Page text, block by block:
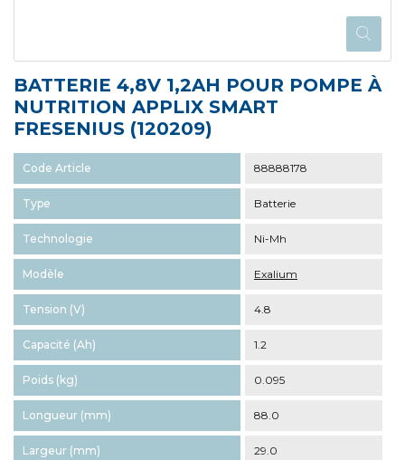
BATTERIE 4,8V 1,2AH POUR POMPE À
NUTRITION APPLIX SMART
FRESENIUS (120209)
Code Article 88888178
Type Batterie
Technologie Ni-Mh
Modèle Exalium
Tension (V) 4.8
Capacité (Ah) 1.2
Poids (kg) 0.095
Longueur (mm) 88.0
Largeur (mm) 29.0